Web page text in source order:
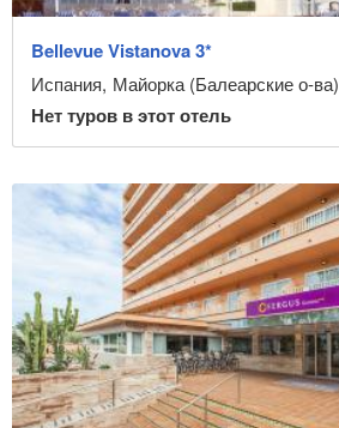
Bellevue Vistanova 3*
Испания, Майорка (Балеарские о-ва)
Нет туров в этот отель